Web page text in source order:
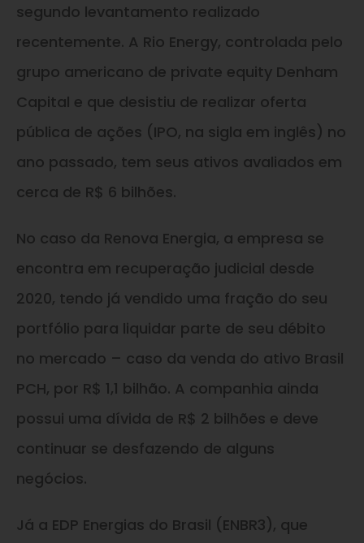
segundo levantamento realizado
recentemente. A Rio Energy, controlada pelo
grupo americano de private equity Denham
Capital e que desistiu de realizar oferta
pública de ações (IPO, na sigla em inglês) no
ano passado, tem seus ativos avaliados em
cerca de R$ 6 bilhões.
No caso da Renova Energia, a empresa se
encontra em recuperação judicial desde
2020, tendo já vendido uma fração do seu
portfólio para liquidar parte de seu débito
no mercado – caso da venda do ativo Brasil
PCH, por R$ 1,1 bilhão. A companhia ainda
possui uma dívida de R$ 2 bilhões e deve
continuar se desfazendo de alguns
negócios.
Já a EDP Energias do Brasil (ENBR3), que